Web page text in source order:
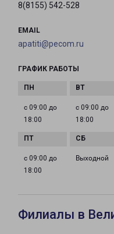
8(8155) 542-528
EMAIL
apatiti@pecom.ru
ГРАФИК РАБОТЫ
с 09:00 до
18:00
с 09:00 до
18:00
с 09:00 до
18:00
Выходной
Филиалы в